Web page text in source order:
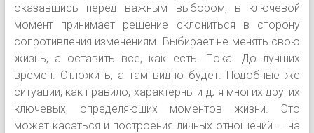
оказавшись перед важным выбором, в ключевой
момент принимает решение склониться в сторону
сопротивления изменениям. Выбирает не менять свою
жизнь, а оставить все, как есть. Пока. До лучших
времен. Отложить, а там видно будет. Подобные же
ситуации, как правило, характерны и для многих других
ключевых, определяющих моментов жизни. Это
может касаться и построения личных отношений — на